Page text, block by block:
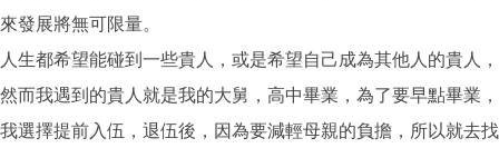
來發展將無可限量。
人生都希望能碰到一些貴人，或是希望自己成為其他人的貴人，
然而我遇到的貴人就是我的大舅，高中畢業，為了要早點畢業，
我選擇提前入伍，退伍後，因為要減輕母親的負擔，所以就去找